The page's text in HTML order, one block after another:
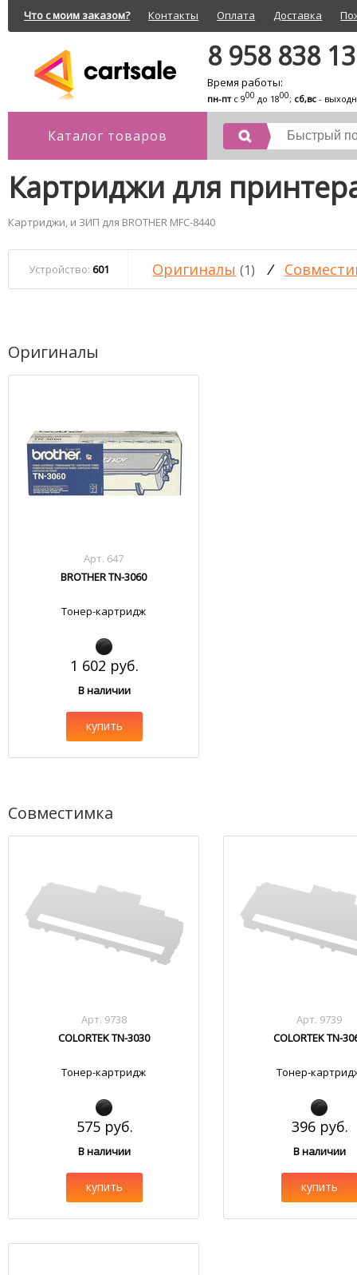
Что с моим заказом? Контакты Оплата Доставка
8 958 838
Время работы:
пн-птс 900 до 1800; сб,вс -
Каталог товаров
Картриджи для
Картриджи, и ЗИП для BROTHER MFC-8440
Устройство: 601 Оригиналы (1) /
Оригиналы
Арт. 647
BROTHER TN-3060
Тонер-картридж
1 602 руб.
В наличии
купить
Совместимка
Арт. 9738
COLORTEK TN-3030
Тонер-картридж
575 руб.
В наличии
купить
Арт. 9739
COLORTEK TN-
Тонер-
396 руб.
В наличии
купить